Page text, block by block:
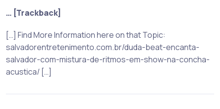
… [Trackback]
[…] Find More Information here on that Topic:
salvadorentretenimento.com.br/duda-beat-encanta-
salvador-com-mistura-de-ritmos-em-show-na-concha-
acustica/ […]